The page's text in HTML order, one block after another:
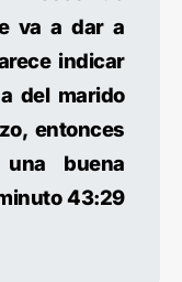
va a dar a
indicar
del marido
entonces
buena
43:29